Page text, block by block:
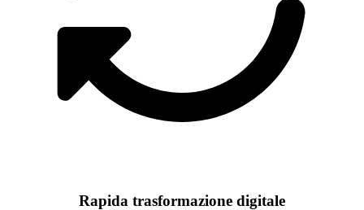
Rapida trasformazione digitale